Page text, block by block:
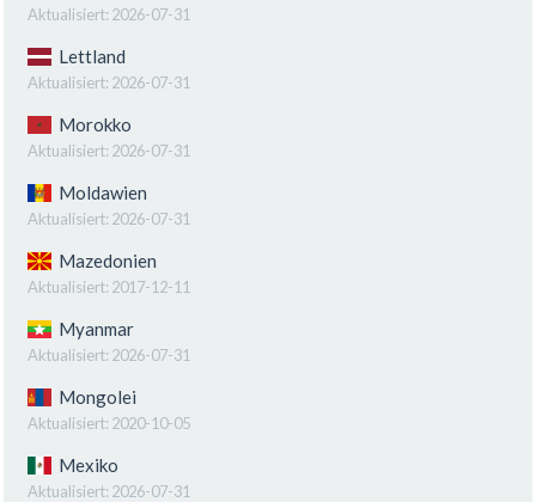
Aktualisiert: 2026-07-31
Lettland
Aktualisiert: 2026-07-31
Morokko
Aktualisiert: 2026-07-31
Moldawien
Aktualisiert: 2026-07-31
Mazedonien
Aktualisiert: 2017-12-11
Myanmar
Aktualisiert: 2026-07-31
Mongolei
Aktualisiert: 2020-10-05
Mexiko
Aktualisiert: 2026-07-31